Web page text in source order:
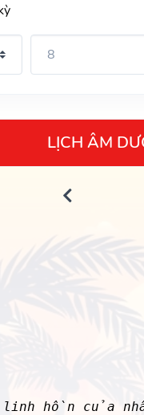
LỊCH ÂM
linh hồn của